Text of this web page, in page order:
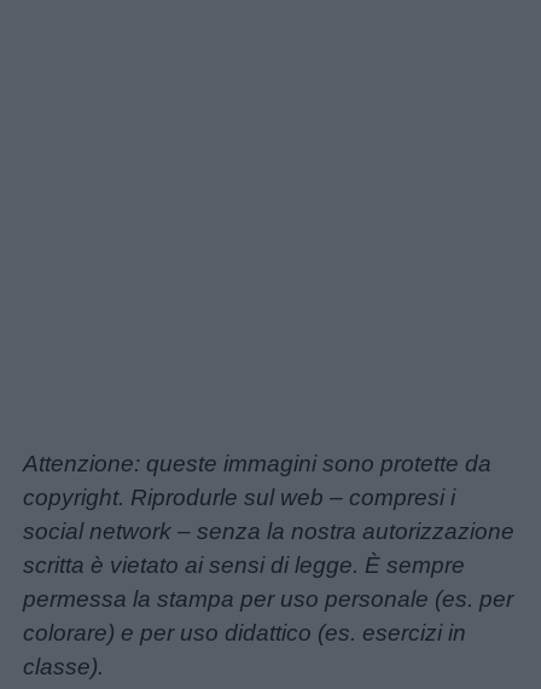
Attenzione: queste immagini sono protette da
copyright. Riprodurle sul web – compresi i
social network – senza la nostra autorizzazione
scritta è vietato ai sensi di legge. È sempre
permessa la stampa per uso personale (es. per
colorare) e per uso didattico (es. esercizi in
classe).